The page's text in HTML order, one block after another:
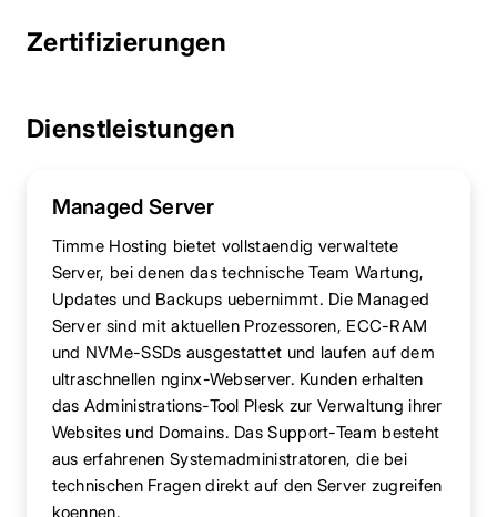
Zertifizierungen
Dienstleistungen
Managed Server
Timme Hosting bietet vollstaendig verwaltete
Server, bei denen das technische Team Wartung,
Updates und Backups uebernimmt. Die Managed
Server sind mit aktuellen Prozessoren, ECC-RAM
und NVMe-SSDs ausgestattet und laufen auf dem
ultraschnellen nginx-Webserver. Kunden erhalten
das Administrations-Tool Plesk zur Verwaltung ihrer
Websites und Domains. Das Support-Team besteht
aus erfahrenen Systemadministratoren, die bei
technischen Fragen direkt auf den Server zugreifen
koennen.